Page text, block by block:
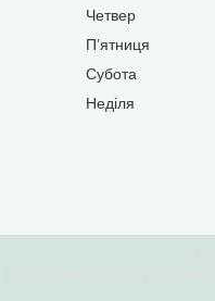
Четвер
Пʼятниця
Субота
Неділя